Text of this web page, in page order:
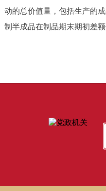
动的总价值量，包括生产的
制半成品在制品期末期初差